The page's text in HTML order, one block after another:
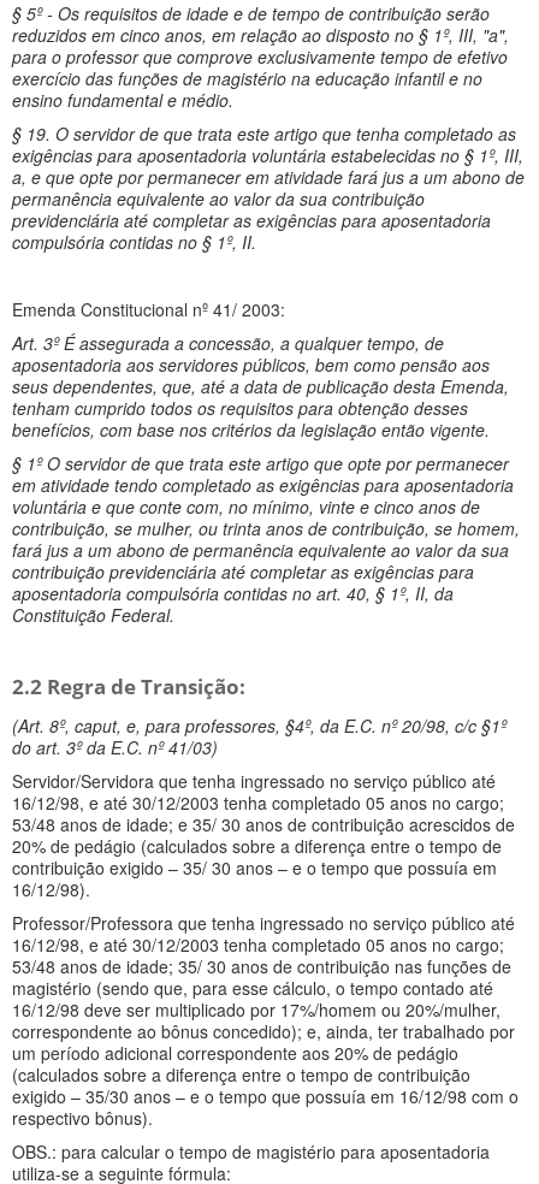
§ 5º - Os requisitos de idade e de tempo de contribuição serão
reduzidos em cinco anos, em relação ao disposto no § 1º, III, "a",
para o professor que comprove exclusivamente tempo de efetivo
exercício das funções de magistério na educação infantil e no
ensino fundamental e médio.
§ 19. O servidor de que trata este artigo que tenha completado as
exigências para aposentadoria voluntária estabelecidas no § 1º, III,
a, e que opte por permanecer em atividade fará jus a um abono de
permanência equivalente ao valor da sua contribuição
previdenciária até completar as exigências para aposentadoria
compulsória contidas no § 1º, II.
Emenda Constitucional nº 41/ 2003:
Art. 3º É assegurada a concessão, a qualquer tempo, de
aposentadoria aos servidores públicos, bem como pensão aos
seus dependentes, que, até a data de publicação desta Emenda,
tenham cumprido todos os requisitos para obtenção desses
benefícios, com base nos critérios da legislação então vigente.
§ 1º O servidor de que trata este artigo que opte por permanecer
em atividade tendo completado as exigências para aposentadoria
voluntária e que conte com, no mínimo, vinte e cinco anos de
contribuição, se mulher, ou trinta anos de contribuição, se homem,
fará jus a um abono de permanência equivalente ao valor da sua
contribuição previdenciária até completar as exigências para
aposentadoria compulsória contidas no art. 40, § 1º, II, da
Constituição Federal.
2.2 Regra de Transição:
(Art. 8º, caput, e, para professores, §4º, da E.C. nº 20/98, c/c §1º
do art. 3º da E.C. nº 41/03)
Servidor/Servidora que tenha ingressado no serviço público até
16/12/98, e até 30/12/2003 tenha completado 05 anos no cargo;
53/48 anos de idade; e 35/ 30 anos de contribuição acrescidos de
20% de pedágio (calculados sobre a diferença entre o tempo de
contribuição exigido – 35/ 30 anos – e o tempo que possuía em
16/12/98).
Professor/Professora que tenha ingressado no serviço público até
16/12/98, e até 30/12/2003 tenha completado 05 anos no cargo;
53/48 anos de idade; 35/ 30 anos de contribuição nas funções de
magistério (sendo que, para esse cálculo, o tempo contado até
16/12/98 deve ser multiplicado por 17%/homem ou 20%/mulher,
correspondente ao bônus concedido); e, ainda, ter trabalhado por
um período adicional correspondente aos 20% de pedágio
(calculados sobre a diferença entre o tempo de contribuição
exigido – 35/30 anos – e o tempo que possuía em 16/12/98 com o
respectivo bônus).
OBS.: para calcular o tempo de magistério para aposentadoria
utiliza-se a seguinte fórmula: